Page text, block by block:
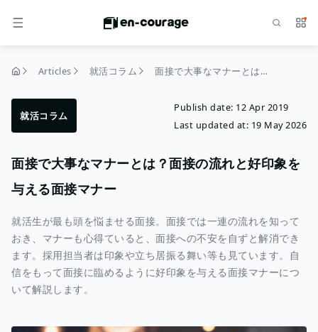
MENU Search
home Articles 就活コラム 面接で大事なマナーとは？面接の流れと好印象を与える面接マナー
就活コラム
Publish date: 12 Apr 2019
Last updated at: 19 May 2026
面接で大事なマナーとは？面接の流れと好印象を
与える面接マナー
就活生が最も頭を悩ませる面接。面接では一連の流れを知って
おき、マナーも心得ていると、面接への不安を自ずと解消でき
ます。採用担当者は印象や立ち居振る舞い等も見ています。自
信をもって面接に臨めるように好印象を与える面接マナーにつ
いて解説します。